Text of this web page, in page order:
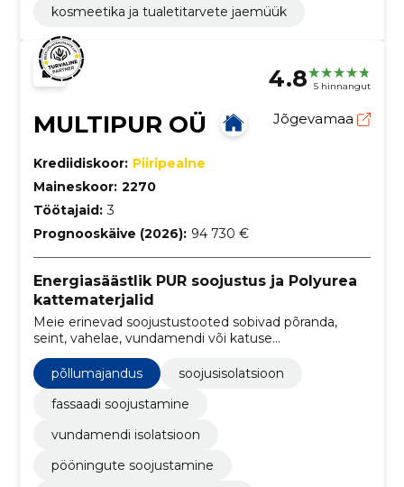
kosmeetika ja tualetitarvete jaemüük
4.8 5 hinnangut
MULTIPUR OÜ Jõgevamaa
Krediidiskoor: Piiripealne
Maineskoor: 2270
Töötajaid: 3
Prognooskäive (2026): 94 730 €
Energiasäästlik PUR soojustus ja Polyurea
kattematerjalid
Meie erinevad soojustustooted sobivad põranda,
seint, vahelae, vundamendi või katuse
soojustamiseks!
põllumajandus
soojusisolatsioon
fassaadi soojustamine
vundamendi isolatsioon
pööningute soojustamine